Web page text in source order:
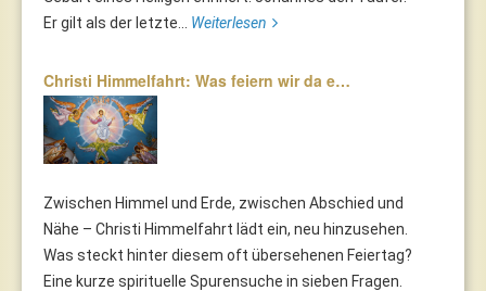
Er gilt als der letzte... Weiterlesen
Christi Himmelfahrt: Was feiern wir da e…
Zwischen Himmel und Erde, zwischen Abschied und
Nähe – Christi Himmelfahrt lädt ein, neu hinzusehen.
Was steckt hinter diesem oft übersehenen Feiertag?
Eine kurze spirituelle Spurensuche in sieben Fragen.